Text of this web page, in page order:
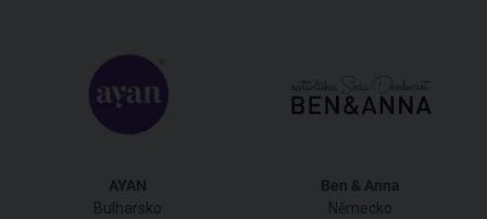
AYAN
Bulharsko
Ben & Anna
Německo